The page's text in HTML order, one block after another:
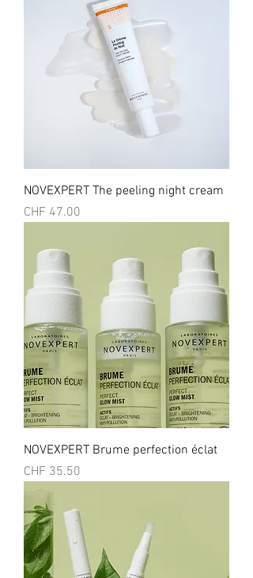
NOVEXPERT The peeling night cream
Prix
CHF 47.00
NOVEXPERT Brume perfection éclat
Prix
CHF 35.50